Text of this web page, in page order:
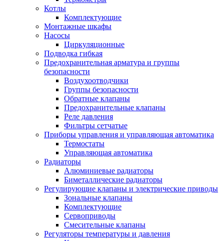
Котлы
Комплектующие
Монтажные шкафы
Насосы
Циркуляционные
Подводка гибкая
Предохранительная арматура и группы
безопасности
Воздухоотводчики
Группы безопасности
Обратные клапаны
Предохранительные клапаны
Реле давления
Фильтры сетчатые
Приборы управления и управляющая автоматика
Термостаты
Управляющая автоматика
Радиаторы
Алюминиевые радиаторы
Биметаллические радиаторы
Регулирующие клапаны и электрические приводы
Зональные клапаны
Комплектующие
Сервоприводы
Смесительные клапаны
Регуляторы температуры и давления